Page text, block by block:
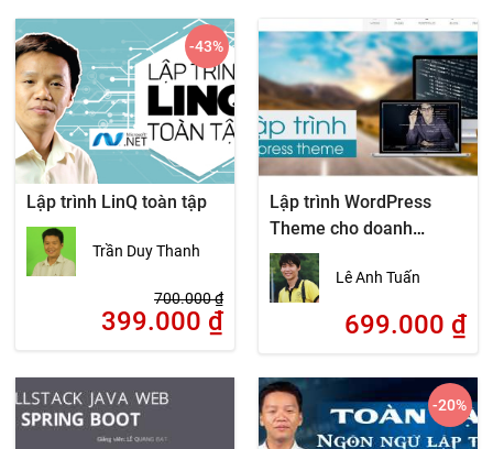
Lập trình LinQ toàn tập
Trần Duy Thanh
700.000₫
399.000 ₫
-43%
Lập trình WordPress
Theme cho doanh
nghiệp cùng Bootstrap
Lê Anh Tuấn
699.000 ₫
-20%